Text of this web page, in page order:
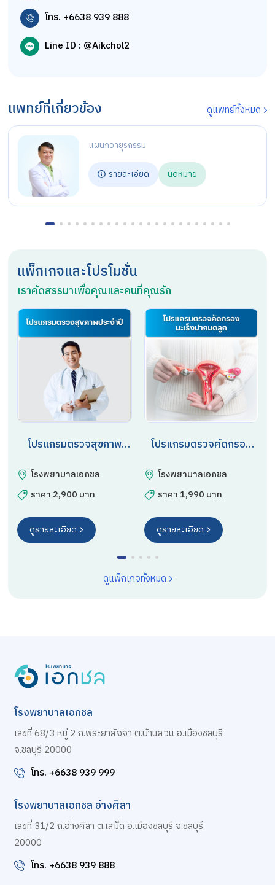
โทร. +6638 939 888
Line ID : @Aikchol2
แพทย์ที่เกี่ยวข้อง ดูแพทย์ทั้งหมด
แผนกอายุรกรรม
รายละเอียด นัดหมาย
แพ็กเกจและโปรโมชั่น
เราคัดสรรมาเพื่อคุณและคนที่คุณรัก
โปรแกรมตรวจสุขภาพ
โรงพยาบาลเอกชล
ราคา 2,900 บาท
ดูรายละเอียด
โปรแกรมตรวจคัดกรอง
โรงพยาบาลเอกชล
ราคา 1,990 บาท
ดูรายละเอียด
ดูแพ็กเกจทั้งหมด
โรงพยาบาลเอกชล
เลขที่ 68/3 หมู่ 2 ถ.พระยาสัจจา ต.บ้านสวน อ.เมืองชลบุรี
จ.ชลบุรี 20000
โทร. +6638 939 999
โรงพยาบาลเอกชล อ่างศิลา
เลขที่ 31/2 ถ.อ่างศิลา ต.เสม็ด อ.เมืองชลบุรี จ.ชลบุรี
20000
โทร. +6638 939 888